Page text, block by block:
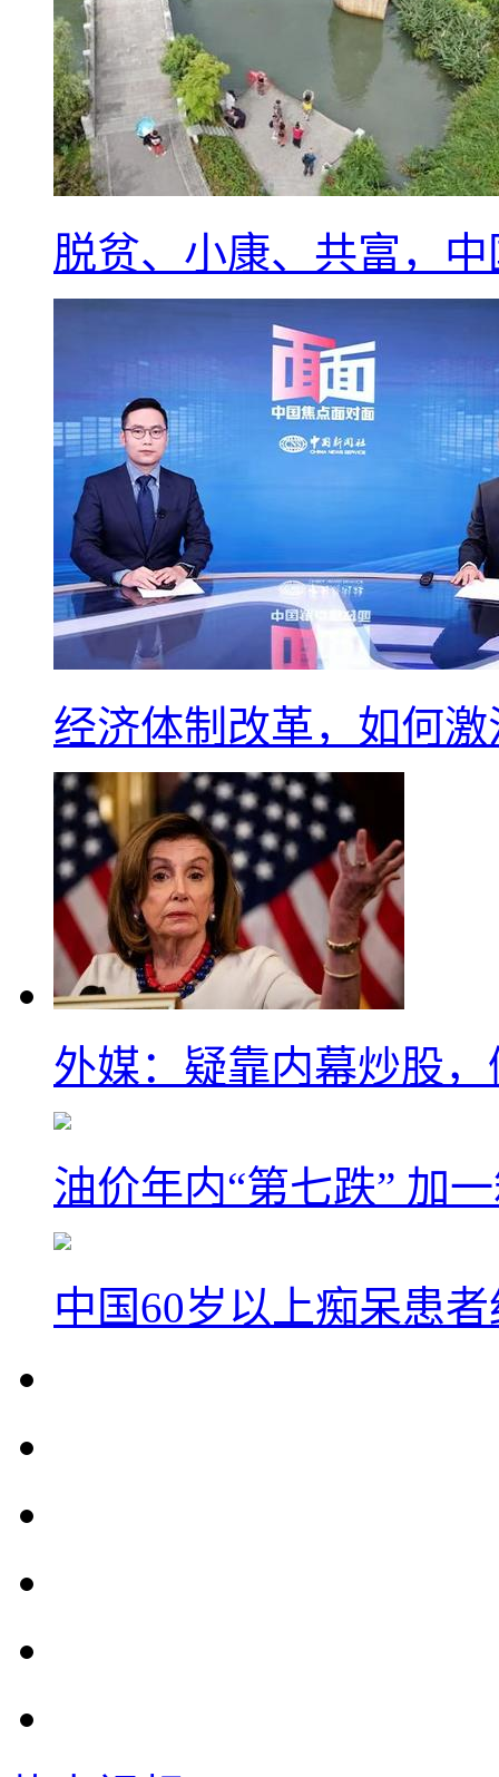
脱贫、小康、共富，
经济体制改革，如何
外媒：疑靠内幕炒股
油价年内“第七跌” 加
中国60岁以上痴呆患